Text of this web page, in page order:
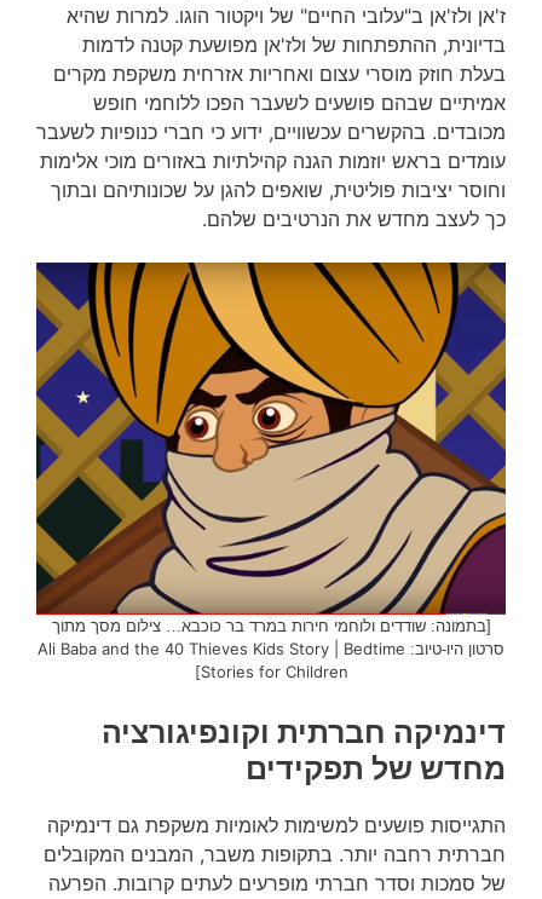
ז'אן ולז'אן ב"עלובי החיים" של ויקטור הוגו. למרות שהיא
בדיונית, ההתפתחות של ולז'אן מפושעת קטנה לדמות
בעלת חוזק מוסרי עצום ואחריות אזרחית משקפת מקרים
אמיתיים שבהם פושעים לשעבר הפכו ללוחמי חופש
מכובדים. בהקשרים עכשוויים, ידוע כי חברי כנופיות לשעבר
עומדים בראש יוזמות הגנה קהילתיות באזורים מוכי אלימות
וחוסר יציבות פוליטית, שואפים להגן על שכונותיהם ובתוך
כך לעצב מחדש את הנרטיבים שלהם.
[בתמונה: שודדים ולוחמי חירות במרד בר כוכבא… צילום מסך מתוך
סרטון היו-טיוב: Ali Baba and the 40 Thieves Kids Story | Bedtime
Stories for Children]
דינמיקה חברתית וקונפיגורציה
מחדש של תפקידים
התגייסות פושעים למשימות לאומיות משקפת גם דינמיקה
חברתית רחבה יותר. בתקופות משבר, המבנים המקובלים
של סמכות וסדר חברתי מופרעים לעתים קרובות. הפרעה